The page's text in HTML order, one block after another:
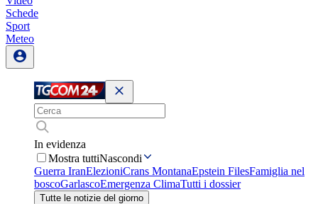
Schede
Sport
Meteo
In evidenza
Mostra tuttiNascondi
Guerra IranElezioniCrans MontanaEpstein FilesFamiglia nel
boscoGarlascoEmergenza ClimaTutti i dossier
Tutte le notizie del giorno